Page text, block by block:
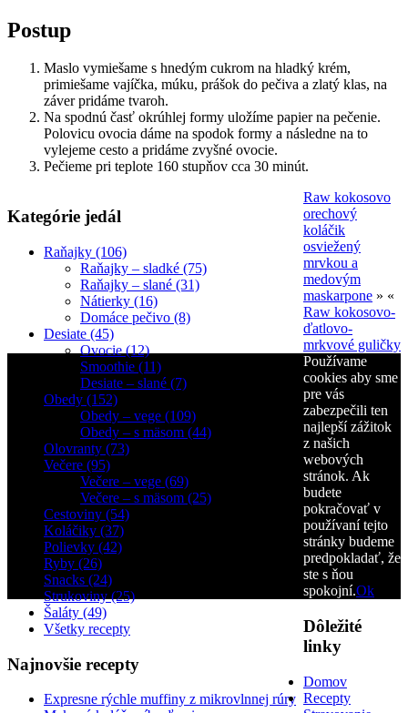
Postup
Maslo vymiešame s hnedým cukrom na hladký krém,
primiešame vajíčka, múku, prášok do pečiva a zlatý klas, na
záver pridáme tvaroh.
Na spodnú časť okrúhlej formy uložíme papier na pečenie.
Polovicu ovocia dáme na spodok formy a následne na to
vylejeme cesto a pridáme zvyšné ovocie.
Pečieme pri teplote 160 stupňov cca 30 minút.
Kategórie jedál
Raňajky (106)
Raňajky – sladké (75)
Raňajky – slané (31)
Nátierky (16)
Domáce pečivo (8)
Desiate (45)
Ovocie (12)
Smoothie (11)
Desiate – slané (7)
Obedy (152)
Obedy – vege (109)
Obedy – s mäsom (44)
Olovranty (73)
Večere (95)
Večere – vege (69)
Večere – s mäsom (25)
Cestoviny (54)
Koláčiky (37)
Polievky (42)
Ryby (26)
Snacks (24)
Strukoviny (25)
Šaláty (49)
Všetky recepty
Najnovšie recepty
Expresne rýchle muffiny z mikrovlnnej rúry
Raw kokosovo
orechový
koláčik
osviežený
mrvkou a
medovým
maskarpone » «
Raw kokosovo-
ďatlovo-
mrkvové guličky
Používame
cookies aby sme
pre vás
zabezpečili ten
najlepší zážitok
z našich
webových
stránok. Ak
budete
pokračovať v
používaní tejto
stránky budeme
predpokladať, že
ste s ňou
spokojní.Ok
Dôležité
linky
Domov
Recepty